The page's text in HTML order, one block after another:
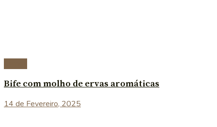
Bife com molho de ervas aromáticas
14 de Fevereiro, 2025